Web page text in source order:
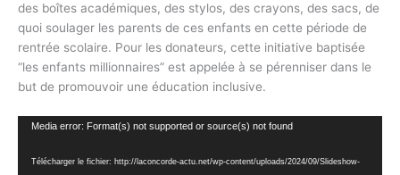
des boîtes académiques, des stylos, des crayons, des sacs, de
quoi soulager les parents de ces enfants en cette période de
rentrée scolaire. Pour les donateurs, cette initiative baptisée
“les enfants millionnaires” est appelée à se pérenniser dans le
but de promouvoir une éducation inclusive.
Lecteur
Media error: Format(s) not supported or source(s) not found
Télécharger le fichier: http://laconcorde-actu.net/wp-content/uploads/2024/09/Slideshow-